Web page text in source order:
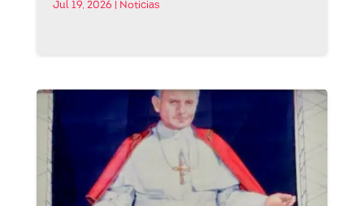
Jul 19, 2026 Noticias